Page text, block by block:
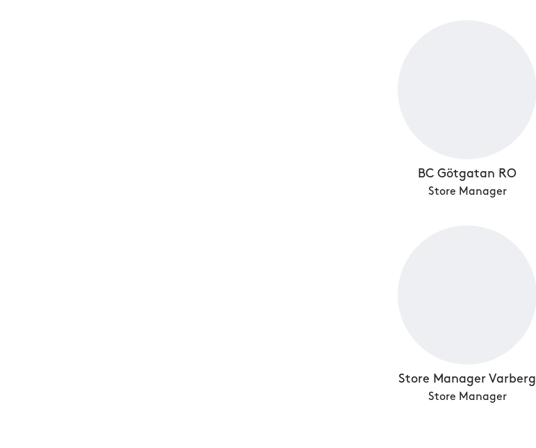
BC Götgatan RO
Store Manager
Store Manager Varberg
Store Manager